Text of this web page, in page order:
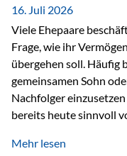
16. Juli 2026
Viele Ehepaare
Frage, wie ihr
übergehen soll. Häufig
gemeinsamen Sohn
Nachfolger
bereits heute sinnvoll
passiert, wenn einer
Mehr lesen